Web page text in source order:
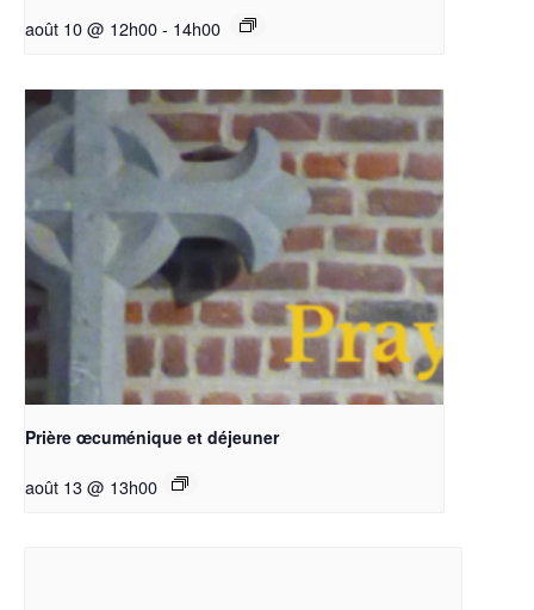
août 10 @ 12h00- 14h00
Prière œcuménique et déjeuner
août 13 @ 13h00